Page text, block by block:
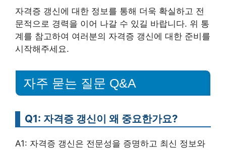
자격증 갱신에 대한 정보를 통해 더욱 확실하고 전
문적으로 경력을 이어 나갈 수 있길 바랍니다. 위 통
계를 참고하여 여러분의 자격증 갱신에 대한 준비를
시작해주세요.
자주 묻는 질문 Q&A
Q1: 자격증 갱신이 왜 중요한가요?
A1: 자격증 갱신은 전문성을 증명하고 최신 정보와